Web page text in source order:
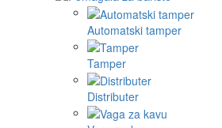
Automatski tamper
Tamper
Distributer